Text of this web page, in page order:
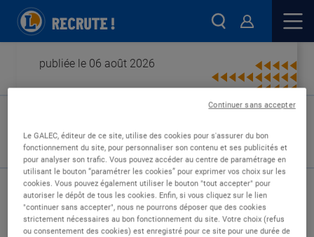
publiée le 06 août 2026
Type de contrat :
Expérience :
Études :
Le GALEC, éditeur de ce site, utilise des cookies pour s'assurer du bon
fonctionnement du site, pour personnaliser son contenu et ses publicités et
pour analyser son trafic. Vous pouvez accéder au centre de paramétrage en
utilisant le bouton “paramétrer les cookies” pour exprimer vos choix sur les
cookies. Vous pouvez également utiliser le bouton "tout accepter" pour
autoriser le dépôt de tous les cookies. Enfin, si vous cliquez sur le lien
"continuer sans accepter", nous ne pourrons déposer que des cookies
strictement nécessaires au bon fonctionnement du site. Votre choix (refus
ou consentement des cookies) est enregistré pour ce site pour une durée de
Continuer sans accepter